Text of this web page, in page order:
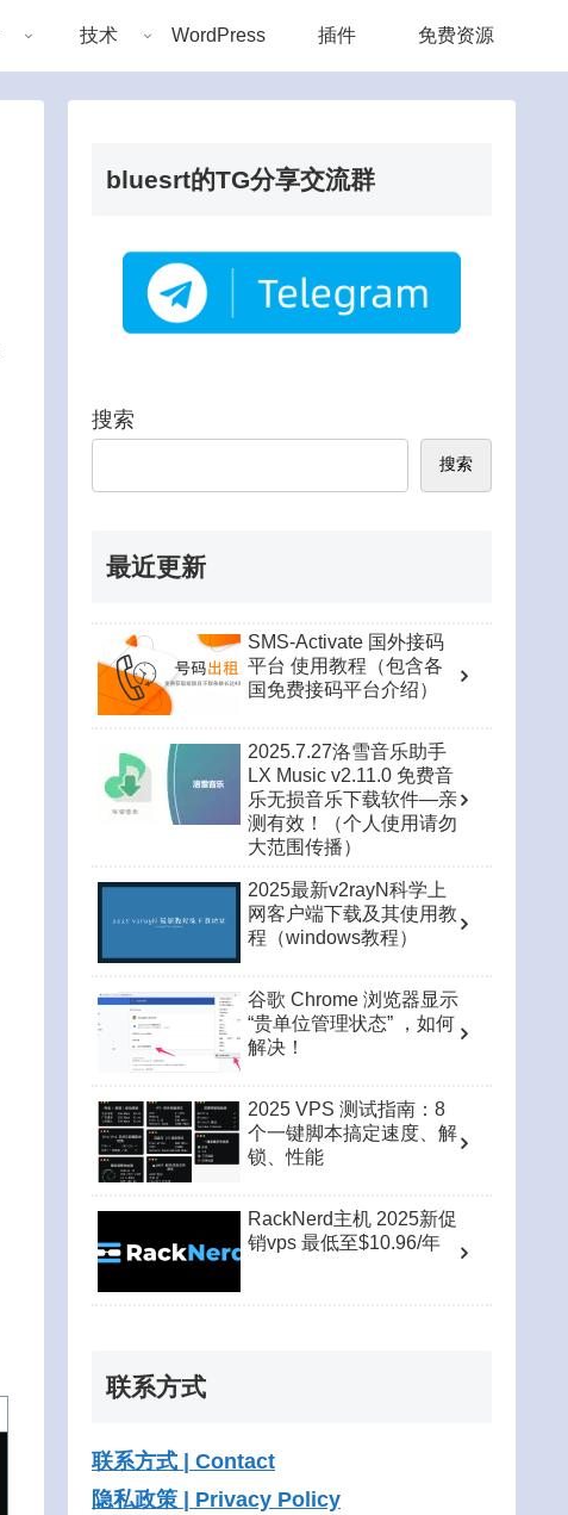
技术 WordPress 插件 免费资源
bluesrt的TG分享交流群
搜索
搜索
最近更新
SMS-Activate 国外接码
平台 使用教程（包含各
国免费接码平台介绍）
2025.7.27洛雪音乐助手
LX Music v2.11.0 免费音
乐无损音乐下载软件—亲
测有效！（个人使用请勿
大范围传播）
2025最新v2rayN科学上
网客户端下载及其使用教
程（windows教程）
谷歌 Chrome 浏览器显示
“贵单位管理状态” ，如何
解决！
2025 VPS 测试指南：8
个一键脚本搞定速度、解
锁、性能
RackNerd主机 2025新促
销vps 最低至$10.96/年
联系方式
联系方式 | Contact
隐私政策 | Privacy Policy